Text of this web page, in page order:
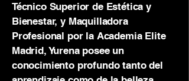
Técnico Superior de Estética y
Bienestar, y Maquilladora
Profesional por la Academia Elite
Madrid, Yurena posee un
conocimiento profundo tanto del